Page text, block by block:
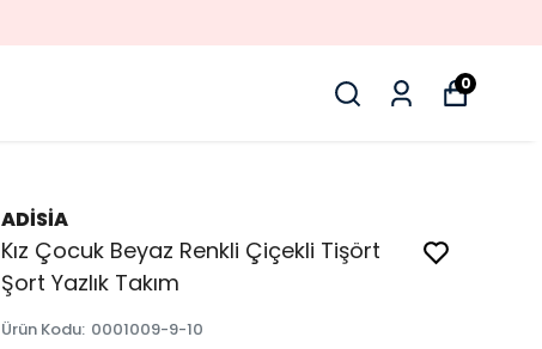
0
ADİSİA
Kız Çocuk Beyaz Renkli Çiçekli Tişört
Şort Yazlık Takım
Ürün Kodu: 0001009-9-10